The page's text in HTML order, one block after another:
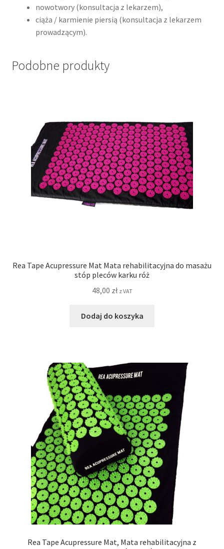
nowotwory (konsultacja z lekarzem),
ciąża / karmienie piersią (konsultacja z lekarzem
prowadzącym).
Podobne produkty
Rea Tape Acupressure Mat Mata rehabilitacyjna do masażu
stóp pleców karku róż
48,00 zł z VAT
Dodaj do koszyka
Rea Tape Acupressure Mat, Mata rehabilitacyjna z